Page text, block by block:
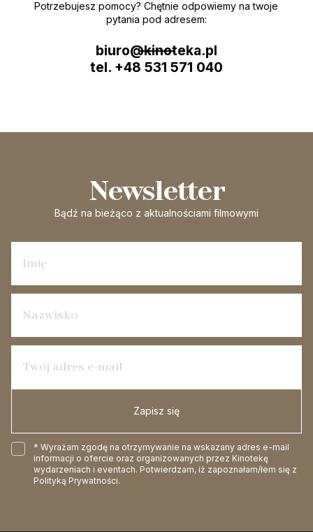
Potrzebujesz pomocy? Chętnie odpowiemy na twoje
pytania pod adresem:
biuro@kinoteka.pl
tel. +48 531 571 040
Newsletter
Bądź na bieżąco z aktualnościami filmowymi
Zapisz się
* Wyrażam zgodę na otrzymywanie na wskazany adres e-mail
informacji o ofercie oraz organizowanych przez Kinotekę
wydarzeniach i eventach. Potwierdzam, iż zapoznałam/łem się z
Polityką Prywatności.